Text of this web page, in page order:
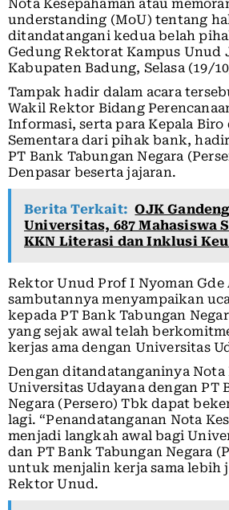
Nota Kesepahaman atau
understanding (MoU) tentang
ditandatangani kedua belah
Gedung Rektorat Kampus Unud
Kabupaten Badung, Selasa (19/
Tampak hadir dalam acara
Wakil Rektor Bidang
Informasi, serta para Kepala
Sementara dari pihak bank,
PT Bank Tabungan Negara
Denpasar beserta jajaran.
Berita Terkait: OJK
Universitas, 687 Mahasiswa
KKN Literasi dan Inklusi
Rektor Unud Prof I Nyoman Gde
sambutannya menyampaikan
kepada PT Bank Tabungan
yang sejak awal telah
kerjas ama dengan Universitas
Dengan ditandatanganinya Nota
Universitas Udayana dengan PT
Negara (Persero) Tbk dapat
lagi. “Penandatanganan Nota
menjadi langkah awal bagi
dan PT Bank Tabungan Negara
untuk menjalin kerja sama lebih
Rektor Unud.